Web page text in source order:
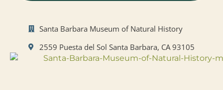
Santa Barbara Museum of Natural History
2559 Puesta del Sol Santa Barbara, CA 93105